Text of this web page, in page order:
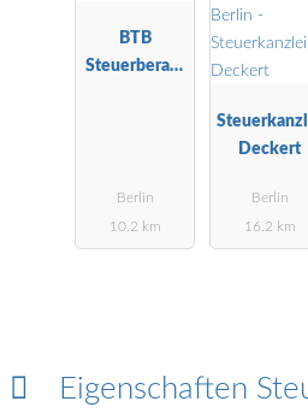
BTB
Steuerberatu
Berlin
10.2 km
Deckert
Berlin
16.2 km
Eigenschaften